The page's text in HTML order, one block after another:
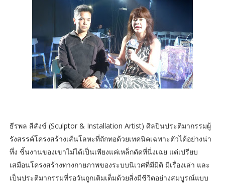
ธีรพล สีสังข์ (Sculptor & Installation Artist) ศิลปินประติมากรรมผู้
รังสรรค์โครงสร้างเส้นโลหะที่ถักทอด้วยเทคนิคเฉพาะตัวได้อย่างน่า
ทึ่ง ชิ้นงานของเขาไม่ได้เป็นเพียงแค่เหล็กดัดที่นิ่งเฉย แต่เปรียบ
เสมือนโครงสร้างทางกายภาพของระบบนิเวศที่มีมิติ มีเรื่องเล่า และ
เป็นประติมากรรมที่รอวันถูกเติมเต็มด้วยสิ่งมีชีวิตอย่างสมบูรณ์แบบ